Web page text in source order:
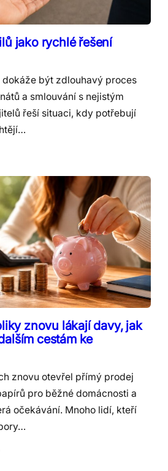
jako rychlé řešení
dokáže být zdlouhavý proces
a smlouvání s nejistým
řeší situaci, kdy potřebují
znovu lákají davy, jak
cestám ke
znovu otevřel přímý prodej
pro běžné domácnosti a
očekávání. Mnoho lidí, kteří